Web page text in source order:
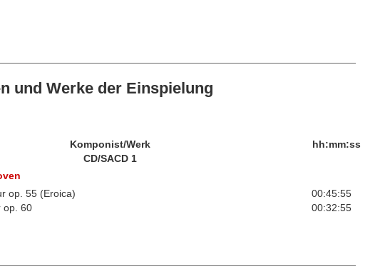
und Werke der Einspielung
Komponist/Werk
hh:mm:ss
CD/SACD 1
op. 55 (Eroica)
00:45:55
op. 60 00:32:55